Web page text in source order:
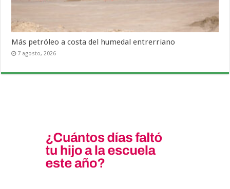
Más petróleo a costa del humedal entrerriano
7 agosto, 2026